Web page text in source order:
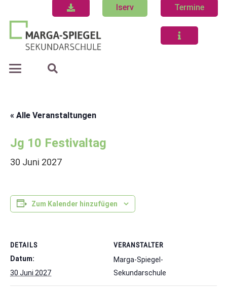
Iserv Termine
« Alle Veranstaltungen
Jg 10 Festivaltag
30 Juni 2027
Zum Kalender hinzufügen
DETAILS
Datum:
30 Juni 2027
VERANSTALTER
Marga-Spiegel-
Sekundarschule